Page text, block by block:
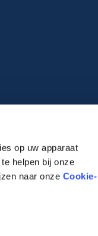
op uw apparaat
helpen bij onze
naar onze Cookie-